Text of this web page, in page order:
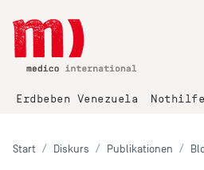
Erdbeben Venezuela
Start Diskurs Publikationen